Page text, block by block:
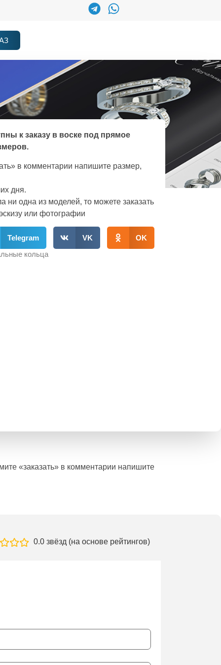
к заказу в воске под прямое
в комментарии напишите размер,
дня.
ни одна из моделей, то можете заказать
или фотографии
Telegram VK
OK
кольца
«заказать» в комментарии напишите
0.0 звёзд (на основе рейтингов)